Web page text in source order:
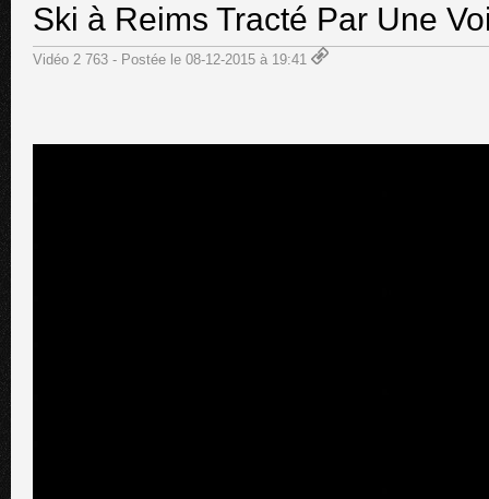
Ski à Reims Tracté Par Une
Vidéo 2 763 - Postée le 08-12-2015 à 19:41